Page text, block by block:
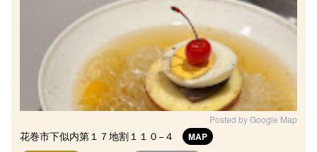
Posted by Google Map
花巻市下似内第１７地割１１０−４ MAP